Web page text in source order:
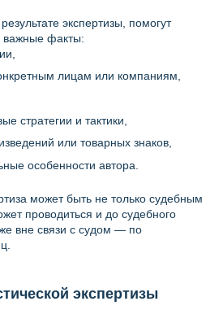
экспертизы, помогут
важные факты:
лицам или компаниям,
стратегии и тактики,
или товарных знаков,
особенности автора.
может быть не только судебным
проводиться и до судебного
вне связи с судом — по
экспертизы